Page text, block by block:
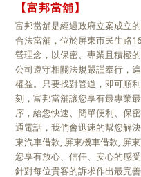
【富邦當舖】
富邦當舖是經過政府立案成立
合法當舖，位於屏東市民生路
營理念，以保密、專業且積極
公司遵守相關法規嚴謹奉行，
權益。只要找對管道，即可順
刻，富邦當舖讓您享有最專業
序，給您快速、簡單便利、保
通電話，我們會迅速的幫您解
東汽車借款, 屏東機車借款, 屏
您享有放心、信任、安心的感
針對每位貴客的訴求作出最完